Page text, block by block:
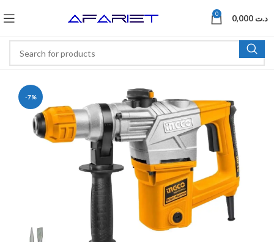
0 د.ت
-7%